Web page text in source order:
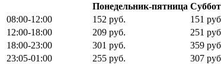
Понедельник-пятница
08:00-12:00
152 руб.
151
12:00-18:00
209 руб.
251
18:00-23:00
301 руб.
359
23:05-01:00
255 руб. 307